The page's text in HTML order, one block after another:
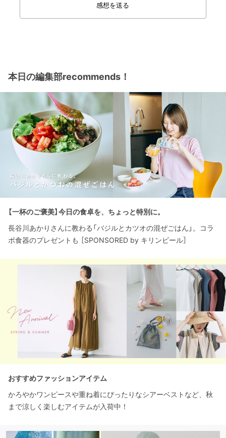
感想を送る
本日の編集部recommends！
【一杯のご褒美】今日の食卓を、ちょっと特別に。
長谷川あかりさんに教わる「バジルとカツオの混ぜごはん」。コラ
ボ食器のプレゼントも ［SPONSORED by キリンビール］
おすすめファッションアイテム
かろやかワンピースや重ね着にぴったりなシアーベストなど、秋
まで涼しく楽しむアイテムが入荷中！